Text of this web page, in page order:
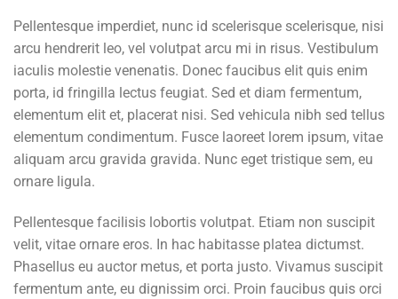
Pellentesque imperdiet, nunc id scelerisque scelerisque, nisi
arcu hendrerit leo, vel volutpat arcu mi in risus. Vestibulum
iaculis molestie venenatis. Donec faucibus elit quis enim
porta, id fringilla lectus feugiat. Sed et diam fermentum,
elementum elit et, placerat nisi. Sed vehicula nibh sed tellus
elementum condimentum. Fusce laoreet lorem ipsum, vitae
aliquam arcu gravida gravida. Nunc eget tristique sem, eu
ornare ligula.
Pellentesque facilisis lobortis volutpat. Etiam non suscipit
velit, vitae ornare eros. In hac habitasse platea dictumst.
Phasellus eu auctor metus, et porta justo. Vivamus suscipit
fermentum ante, eu dignissim orci. Proin faucibus quis orci